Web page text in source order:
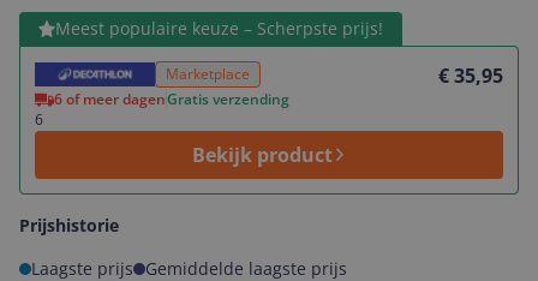
Meest populaire keuze – Scherpste prijs!
Marketplace € 35,95
6 of meer dagenGratis verzending
6
Bekijk product
Bekijk product
Prijshistorie
Laagste prijs
Gemiddelde laagste prijs